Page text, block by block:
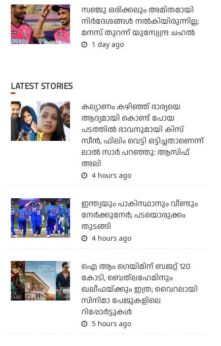
സഞ്ജു ഒരിക്കലും അമിതമായി
നിര്‍ദേശങ്ങള്‍ നല്‍കിയിരുന്നില്ല;
മനസ് തുറന്ന് യുസ്വേന്ദ്ര ചഹല്‍
1 day ago
LATEST STORIES
കല്യാണം കഴിഞ്ഞ് ഭാര്യയെ
ആദ്യമായി കൊണ്ട് പോയ
പടത്തില്‍ ഭാവനുമായി കിസ്
സീന്‍, ഫിലിം വെട്ടി ഒട്ടിച്ചതാണെന്ന്
ലാല്‍ സാര്‍ പറഞ്ഞു: ആസിഫ്
അലി
4 hours ago
ഇന്ത്യയും പാകിസ്ഥാനും വീണ്ടും
നേര്‍ക്കുനേര്‍; പടയൊരുക്കം
തുടങ്ങി
4 hours ago
ഐ ആം ഗെയിമിന് ബജറ്റ് 120
കോടി, ബെത്‌ലഹേമിനും
ഖലീഫയ്ക്കും ഇത്ര; വൈറലായി
സിനിമാ പേജുകളിലെ
റിപ്പോര്‍ട്ടുകള്‍
5 hours ago